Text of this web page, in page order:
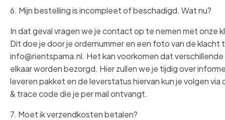
6. Mijn bestelling is incompleet of beschadigd. Wat nu?
In dat geval vragen we je contact op te nemen met onze
Dit doe je door je ordernummer en een foto van de klacht
info@rientspama.nl. Het kan voorkomen dat verschillende
elkaar worden bezorgd. Hier zullen we je tijdig over
leveren pakket en de leverstatus hiervan kun je volgen via
& trace code die je per mail ontvangt.
7. Moet ik verzendkosten betalen?